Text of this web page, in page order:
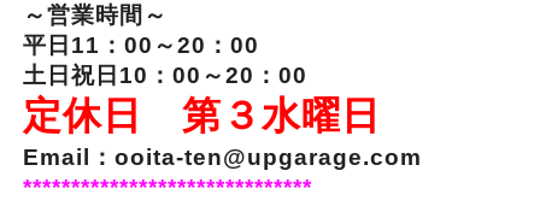
～営業時間～
平日11：00～20：00
土日祝日10：00～20：00
定休日 第３水曜日
Email：ooita-ten@upgarage.com
******************************